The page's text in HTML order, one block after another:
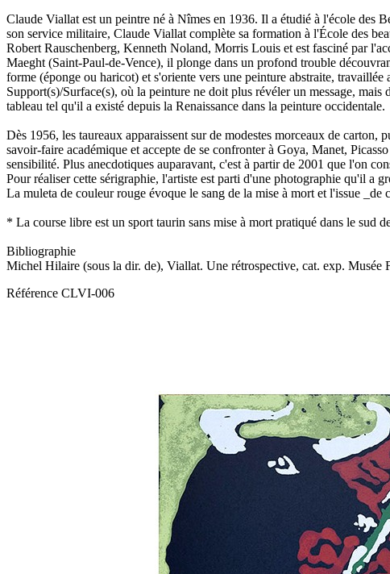
Claude Viallat est un peintre né à Nîmes en 1936. Il a étudié à l'école des
son service militaire, Claude Viallat complète sa formation à l'École des
Robert Rauschenberg, Kenneth Noland, Morris Louis et est fasciné par
Maeght (Saint-Paul-de-Vence), il plonge dans un profond trouble
forme (éponge ou haricot) et s'oriente vers une peinture abstraite,
Support(s)/Surface(s), où la peinture ne doit plus révéler un message,
tableau tel qu'il a existé depuis la Renaissance dans la peinture occidentale.
Dès 1956, les taureaux apparaissent sur de modestes morceaux de
savoir-faire académique et accepte de se confronter à Goya, Manet,
sensibilité. Plus anecdotiques auparavant, c'est à partir de 2001 que l'on
Pour réaliser cette sérigraphie, l'artiste est parti d'une photographie qu'il a
La muleta de couleur rouge évoque le sang de la mise à mort et l'issue
* La course libre est un sport taurin sans mise à mort pratiqué dans le sud
Bibliographie
Michel Hilaire (sous la dir. de), Viallat. Une rétrospective, cat. exp. Musée
Référence CLVI-006